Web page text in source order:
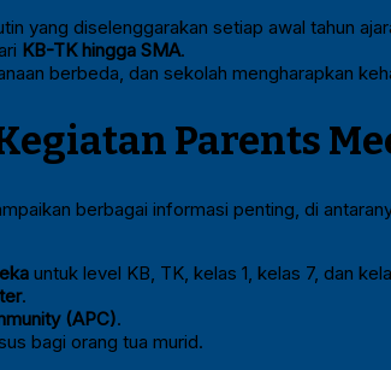
yang diselenggarakan setiap awal tahun
KB-TK hingga SMA.
berbeda, dan sekolah mengharapkan
Parents
berbagai informasi penting, di
untuk level KB, TK, kelas 1, kelas 7, dan
.
(APC).
bagi orang tua murid.